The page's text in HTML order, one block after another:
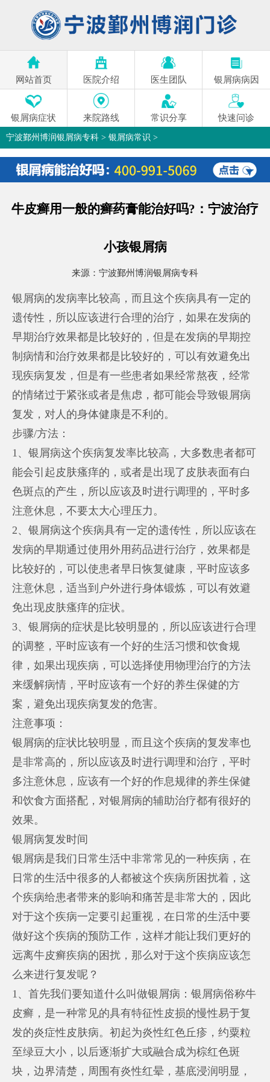
网站首页 医院介绍 医生团队 银屑病病因
银屑病症状 来院路线 常识分享 快速问诊
宁波鄞州博润银屑病专科 > 银屑病常识 >
牛皮癣用一般的癣药膏能治好吗?：宁波治疗
小孩银屑病
来源： 宁波鄞州博润银屑病专科
银屑病的发病率比较高，而且这个疾病具有一定的
遗传性，所以应该进行合理的治疗，如果在发病的
早期治疗效果都是比较好的，但是在发病的早期控
制病情和治疗效果都是比较好的，可以有效避免出
现疾病复发，但是有一些患者如果经常熬夜，经常
的情绪过于紧张或者是焦虑，都可能会导致银屑病
复发，对人的身体健康是不利的。
步骤/方法：
1、银屑病这个疾病复发率比较高，大多数患者都可
能会引起皮肤瘙痒的，或者是出现了皮肤表面有白
色斑点的产生，所以应该及时进行调理的，平时多
注意休息，不要太大心理压力。
2、银屑病这个疾病具有一定的遗传性，所以应该在
发病的早期通过使用外用药品进行治疗，效果都是
比较好的，可以使患者早日恢复健康，平时应该多
注意休息，适当到户外进行身体锻炼，可以有效避
免出现皮肤瘙痒的症状。
3、银屑病的症状是比较明显的，所以应该进行合理
的调整，平时应该有一个好的生活习惯和饮食规
律，如果出现疾病，可以选择使用物理治疗的方法
来缓解病情，平时应该有一个好的养生保健的方
案，避免出现疾病复发的危害。
注意事项：
银屑病的症状比较明显，而且这个疾病的复发率也
是非常高的，所以应该及时进行调理和治疗，平时
多注意休息，应该有一个好的作息规律的养生保健
和饮食方面搭配，对银屑病的辅助治疗都有很好的
效果。
银屑病复发时间
银屑病是我们日常生活中非常常见的一种疾病，在
日常的生活中很多的人都被这个疾病所困扰着，这
个疾病给患者带来的影响和痛苦是非常大的，因此
对于这个疾病一定要引起重视，在日常的生活中要
做好这个疾病的预防工作，这样才能让我们更好的
远离牛皮癣疾病的困扰，那么对于这个疾病应该怎
么来进行复发呢？
1、首先我们要知道什么叫做银屑病：银屑病俗称牛
皮癣，是一种常见的具有特征性皮损的慢性易于复
发的炎症性皮肤病。初起为炎性红色丘疹，约粟粒
至绿豆大小，以后逐渐扩大或融合成为棕红色斑
块，边界清楚，周围有炎性红晕，基底浸润明显，